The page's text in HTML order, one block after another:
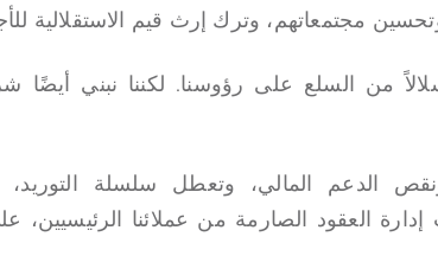
مجتمعاتهم، وترك إرث قيم الاستقلالية
من السلع على رؤوسنا. لكننا نبني
ونقص الدعم المالي، وتعطل سلسلة
إدارة العقود الصارمة من عملائنا الرئيسيين،